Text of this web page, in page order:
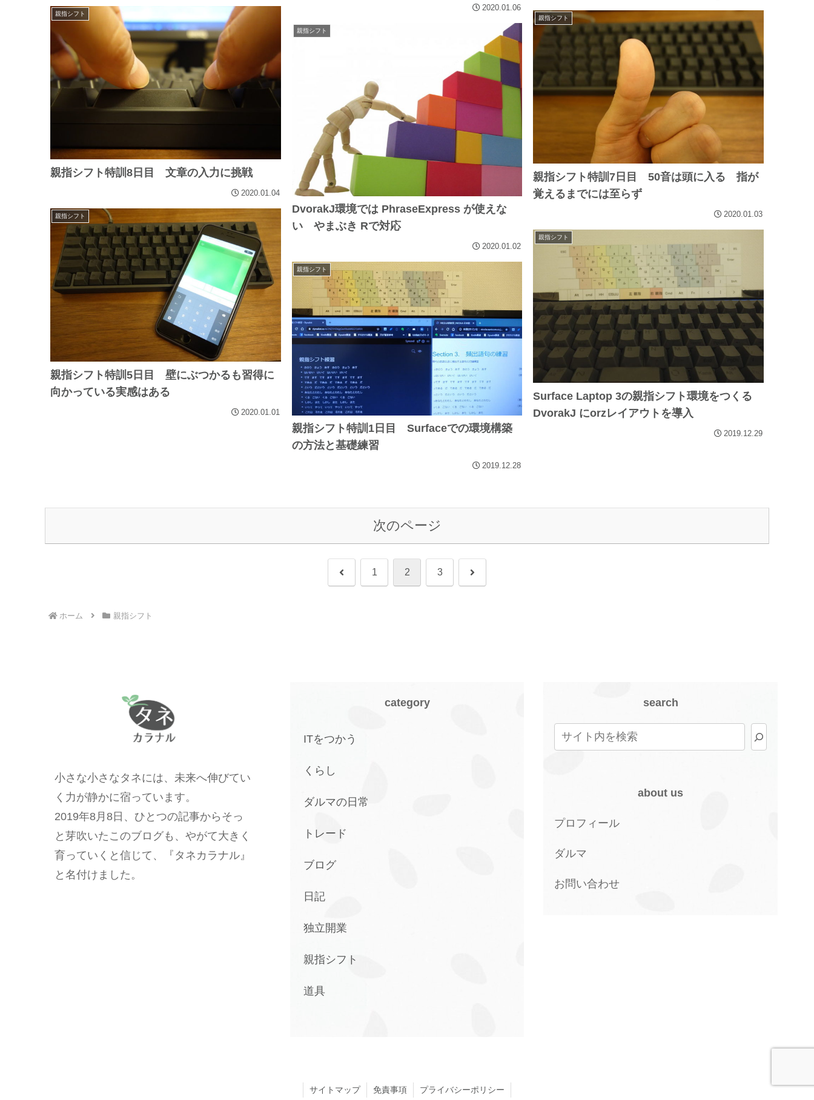
2020.01.06
親指シフト
親指シフト特訓8日目 文章の入力に挑戦
2020.01.04
親指シフト
親指シフト特訓7日目 50音は頭に入る 指が
覚えるまでには至らず
2020.01.03
親指シフト
DvorakJ環境では PhraseExpress が使えな
い やまぶき Rで対応
2020.01.02
親指シフト
親指シフト特訓5日目 壁にぶつかるも習得に
向かっている実感はある
2020.01.01
親指シフト
Surface Laptop 3の親指シフト環境をつくる
DvorakJ にorzレイアウトを導入
2019.12.29
親指シフト
親指シフト特訓1日目 Surfaceでの環境構築
の方法と基礎練習
2019.12.28
次のページ
前 1 2 3 次
ホーム 親指シフト
小さな小さなタネには、未来へ伸びてい
く力が静かに宿っています。
2019年8月8日、ひとつの記事からそっ
と芽吹いたこのブログも、やがて大きく
育っていくと信じて、『タネカラナル』
と名付けました。
category
ITをつかう
くらし
ダルマの日常
トレード
ブログ
日記
独立開業
親指シフト
道具
search
about us
プロフィール
ダルマ
お問い合わせ
サイトマップ 免責事項 プライバシーポリシー